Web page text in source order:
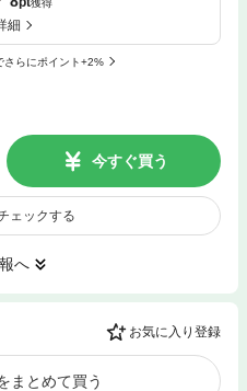
獲得
細
さらにポイント+2%
今すぐ買う
ェックする
へ
お気に入り登録
まとめて買う